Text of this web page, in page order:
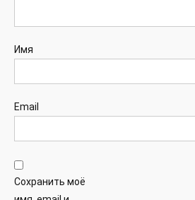
Имя
Email
Сохранить моё